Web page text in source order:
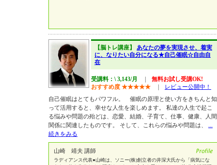
【脳トレ講座】 あなたの夢を実現させ、着実
に、なりたい自分になる★自己催眠☆自由自
在
受講料：\ 3,143/月
無料お試し受講OK!
おすすめ度 ★★★★★
レビュー公開中！
自己催眠はとてもパワフル。 催眠の原理と使い方をきちんと知
って活用すると、幸せな人生を楽しめます。 私達の人生で起こ
る悩みや問題の殆どは、恋愛、結婚、子育て、仕事、健康、人間
関係に関連したものです。 そして、これらの悩みや問題は、 ...
続きをみる
山崎 靖夫 講師
ラディアンス代表●山崎は、ソニー(株)創立者の井深大氏から「病気にな